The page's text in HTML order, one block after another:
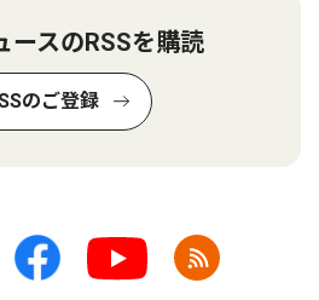
ースのRSSを購読
のご登録